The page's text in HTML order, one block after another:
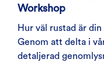
Workshop
Hur väl rustad är
Genom att delta i
detaljerad